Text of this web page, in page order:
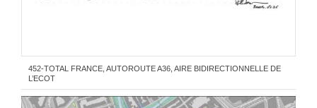
452-TOTAL FRANCE, AUTOROUTE A36, AIRE BIDIRECTIONNELLE DE
L’ECOT